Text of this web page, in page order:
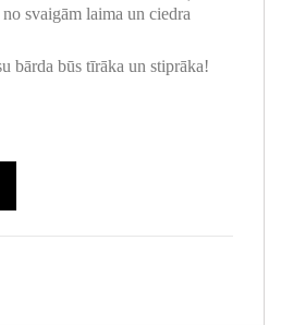
svaigām laima un ciedra
bārda būs tīrāka un stiprāka!